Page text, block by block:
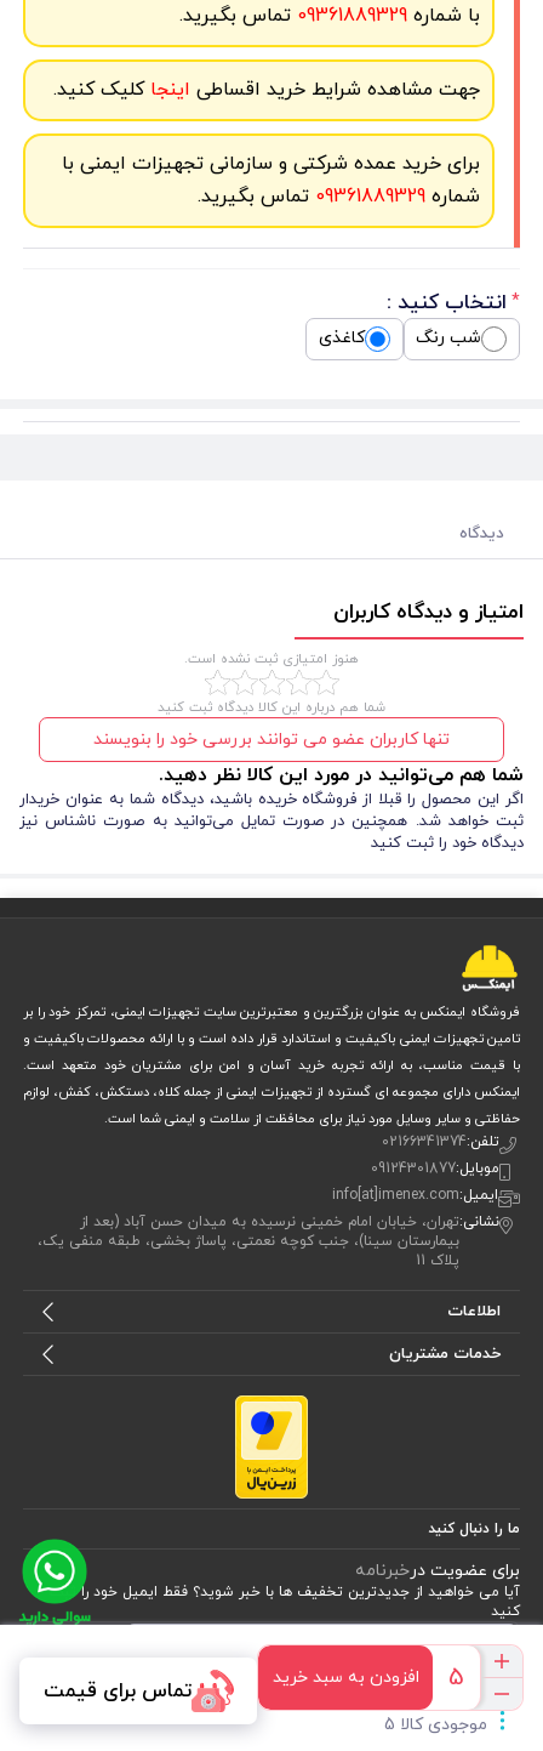
با شماره09361889329 تماس بگیرید.
جهت مشاهده شرایط خرید اقساطی اینجاکلیک کنید.
برای خرید عمده شرکتی و سازمانی تجهیزات ایمنی با
شماره09361889329 تماس بگیرید.
* انتخاب کنید :
شب رنگ کاغذی
تماس برای قیمت افزودن به سبد خرید
موجودی کالا 5
دیدگاه
امتیاز و دیدگاه کاربران
هنوز امتیازی ثبت نشده است.
شما هم درباره این کالا دیدگاه ثبت کنید
تنها کاربران عضو می توانند بررسی خود را بنویسند
شما هم می‌توانید در مورد این کالا نظر دهید.
اگر این محصول را قبلا از فروشگاه خریده باشید، دیدگاه شما به عنوان خریدار
ثبت خواهد شد. همچنین در صورت تمایل می‌توانید به صورت ناشناس نیز
دیدگاه خود را ثبت کنید
فروشگاه ایمنکس به عنوان بزرگترین و معتبرترین سایت تجهیزات ایمنی، تمرکز خود را بر
تامین تجهیزات ایمنی باکیفیت و استاندارد قرار داده است و با ارائه محصولات باکیفیت و
با قیمت مناسب، به ارائه تجربه خرید آسان و امن برای مشتریان خود متعهد است.
ایمنکس دارای مجموعه ای گسترده از تجهیزات ایمنی از جمله کلاه، دستکش، کفش، لوازم
حفاظتی و سایر وسایل مورد نیاز برای محافظت از سلامت و ایمنی شما است.
تلفن:02166341374
موبایل:09124301877
ایمیل:info[at]imenex.com
نشانی:تهران، خیابان امام خمینی نرسیده به میدان حسن آباد (بعد از
بیمارستان سینا)، جنب کوچه نعمتی، پاساژ بخشی، طبقه منفی یک،
پلاک 11
اطلاعات
خدمات مشتریان
ما را دنبال کنید
برای عضویت درخبرنامه
آیا می خواهید از جدید‌ترین تخفیف‌ ها با‌ خبر شوید؟ فقط ایمیل خود را ثبت
کنید
طراحی، توسعه و اجرای فروشگاه اینترنتی توسط:آریو وب
Powered by nopCommerce